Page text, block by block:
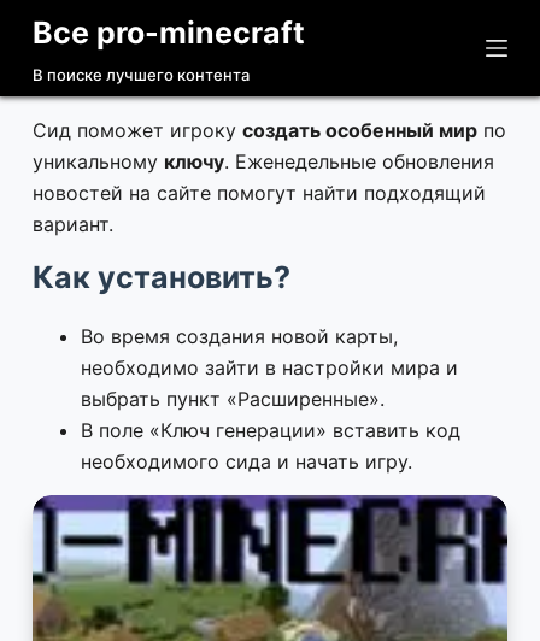
П
р
е
й
т
и
Все pro-minecraft
В поиске лучшего контента
Сид поможет игроку создать особенный мирпо
уникальному ключу. Еженедельные обновления
новостей на сайте помогут найти подходящий
вариант.
Как установить?
Во время создания новой карты,
необходимо зайти в настройки мира и
выбрать пункт «Расширенные».
В поле «Ключ генерации» вставить код
необходимого сида и начать игру.